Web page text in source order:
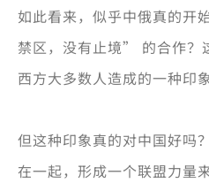
如此看来，似乎中俄真的开
禁区，没有止境” 的合作？
西方大多数人造成的一种印象
但这种印象真的对中国好吗
在一起，形成一个联盟力量